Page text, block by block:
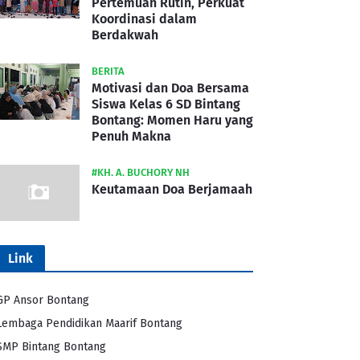
Pertemuan Rutin, Perkuat
Koordinasi dalam
Berdakwah
BERITA
Motivasi dan Doa Bersama
Siswa Kelas 6 SD Bintang
Bontang: Momen Haru yang
Penuh Makna
#KH. A. BUCHORY NH
Keutamaan Doa Berjamaah
Link
Ansor Bontang
Pendidikan Maarif Bontang
Bintang Bontang